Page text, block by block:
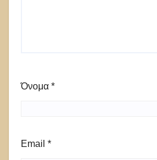
Όνομα *
Email *